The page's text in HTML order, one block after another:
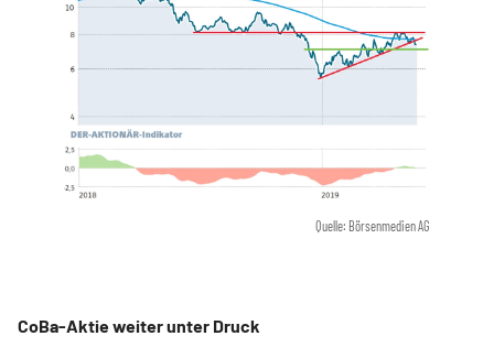
Quelle: Börsenmedien AG
CoBa-Aktie weiter unter Druck